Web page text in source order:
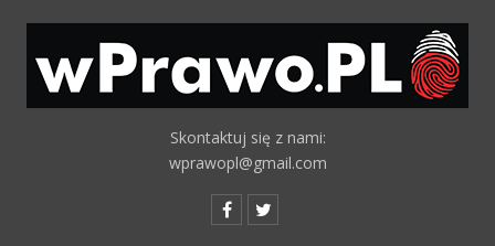
Skontaktuj się z nami:
wprawopl@gmail.com